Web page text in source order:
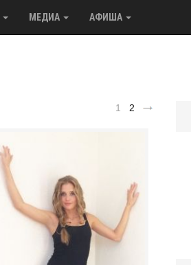
МЕДИА АФИША
1 2